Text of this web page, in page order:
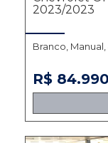
2023/2023
Branco, Manual,
R$